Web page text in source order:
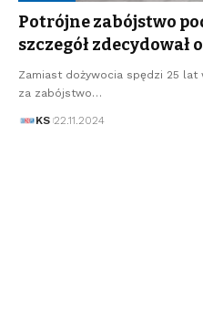
Potrójne zabójstwo
szczegół
Zamiast dożywocia spędzi 25 lat
za zabójstwo…
KS 22.11.2024